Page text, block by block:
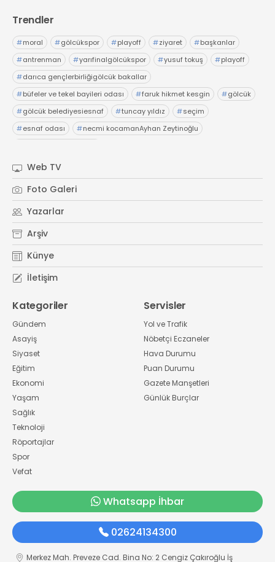
Trendler
#moral #gölcükspor #playoff #ziyaret #başkanlar
#antrenman #yarıfinalgölcükspor #yusuf tokuş #playoff
#darıca gençlerbirliğigölcük bakallar
#büfeler ve tekel bayileri odası #faruk hikmet kesgin #gölcük
#gölcük belediyesiesnaf #tuncay yıldız #seçim
#esnaf odası #necmi kocamanAyhan Zeytinoğlu
Web TV
Foto Galeri
Yazarlar
Arşiv
Künye
İletişim
Kategoriler
Gündem
Asayiş
Siyaset
Eğitim
Ekonomi
Yaşam
Sağlık
Teknoloji
Röportajlar
Spor
Vefat
Servisler
Yol ve Trafik
Nöbetçi Eczaneler
Hava Durumu
Puan Durumu
Gazete Manşetleri
Günlük Burçlar
Whatsapp İhbar
02624134300
Merkez Mah. Preveze Cad. Bina No: 2 Cengiz Çakıroğlu İş